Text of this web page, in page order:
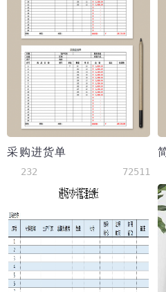
采购进货单
232 72511